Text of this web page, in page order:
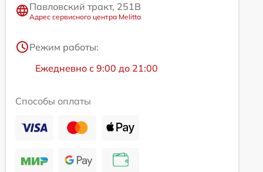
Павловский тракт, 251В
Адрес сервисного центра Melitta
Режим работы:
Ежедневно с 9:00 до 21:00
Способы оплаты